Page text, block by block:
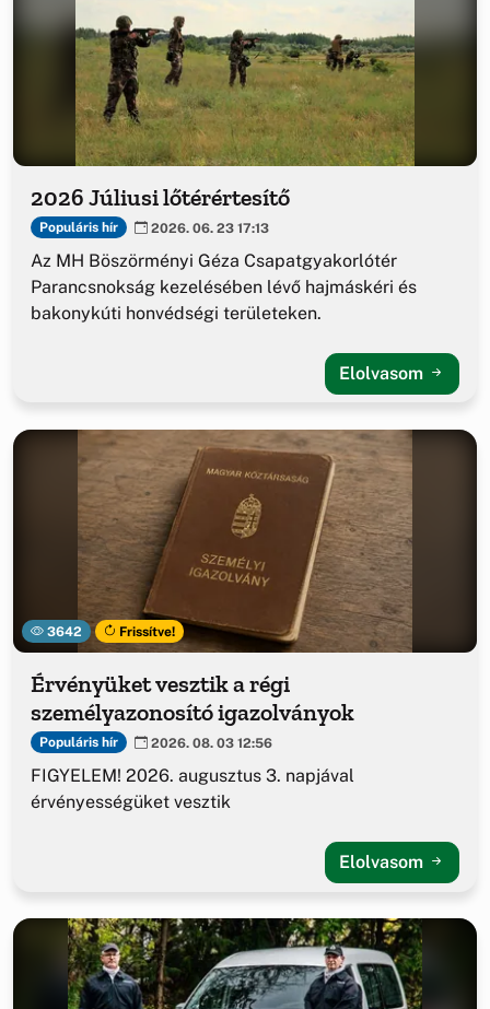
2026 Júliusi lőtérértesítő
Populáris hír 2026. 06. 23 17:13
Az MH Böszörményi Géza Csapatgyakorlótér
Parancsnokság kezelésében lévő hajmáskéri és
bakonykúti honvédségi területeken.
Elolvasom
3642 Frissítve!
Érvényüket vesztik a régi
személyazonosító igazolványok
Populáris hír 2026. 08. 03 12:56
FIGYELEM! 2026. augusztus 3. napjával
érvényességüket vesztik
Elolvasom